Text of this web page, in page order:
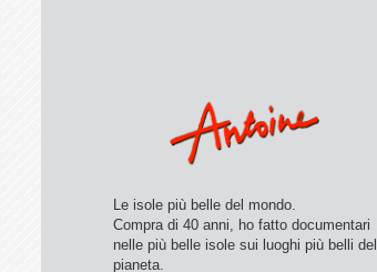
Le isole più belle del mondo.
Compra di 40 anni, ho fatto documentari
nelle più belle isole sui luoghi più belli del
pianeta.